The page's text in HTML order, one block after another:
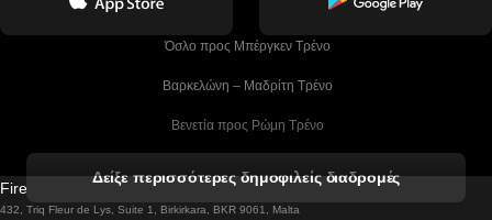
Όσλο προς Μπέργκεν Tρένο
Βαρκελώνη – Μαδρίτη Tρένο
Βενετία προς Ρώμη Τρένο
Βιέννη προς Σάλτσμπουργκ Τρένα
Δείξε περισσότερες δημοφιλείς διαδρομές
Firebird GT Limited (OC 1451)
432, Triq Fleur de Lys, Suite 1, Birkirkara, BKR 9061, Malta